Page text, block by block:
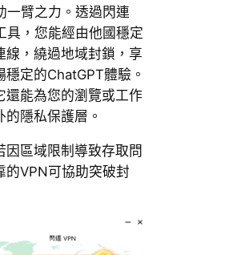
一臂之力。透過閃連
具，您能經由他國穩定
線，繞過地域封鎖，享
穩定的ChatGPT體驗。
還能為您的瀏覽或工作
的隱私保護層。
因區域限制導致存取問
的VPN可協助突破封